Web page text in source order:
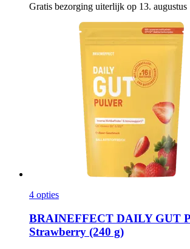
Gratis bezorging uiterlijk op 13. augustus
4 opties
BRAINEFFECT DAILY GUT
Strawberry (240 g)